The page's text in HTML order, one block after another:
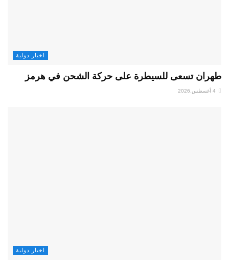
اخبار دولية
طهران تسعى للسيطرة على حركة الشحن في هرمز
اخبار دولية